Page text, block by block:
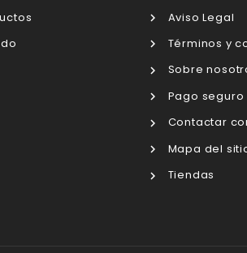
Aviso Legal
Términos y
Sobre
Pago seguro
Contactar
Mapa del
Tiendas